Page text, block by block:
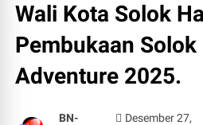
Wali Kota Solok
Pembukaan
Adventure 2025.
BN-
Desember 27,